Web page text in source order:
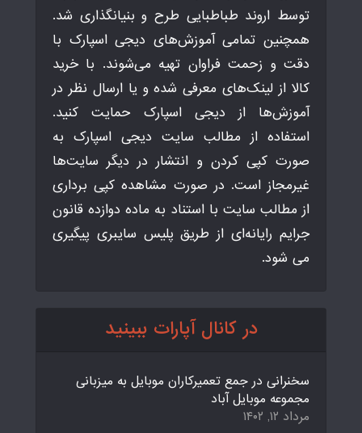
توسط اروند طباطبایی طرح و بنیانگذاری شد.
همچنین تمامی آموزش‌های دیجی اسپارک با
دقت و زحمت فراوان تهیه می‌شوند. با خرید
کالا از لینک‌های معرفی شده و یا ارسال نظر در
آموزش‌ها از دیجی اسپارک حمایت کنید.
استفاده از مطالب سایت دیجی اسپارک به
صورت کپی کردن و انتشار در دیگر سایت‌ها
غیرمجاز است. در صورت مشاهده کپی برداری
از مطالب سایت با استناد به ماده دوازده قانون
جرایم رایانه‌ای از طریق پلیس سایبری پیگیری
می شود.
در کانال آپارات ببینید
سخنرانی در جمع تعمیرکاران موبایل به میزبانی
مجموعه موبایل آباد
مرداد ۱۲, ۱۴۰۲